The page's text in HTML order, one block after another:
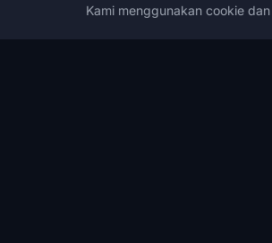
IVSOFTE — toko perangkat
Kami menggunakan cookie